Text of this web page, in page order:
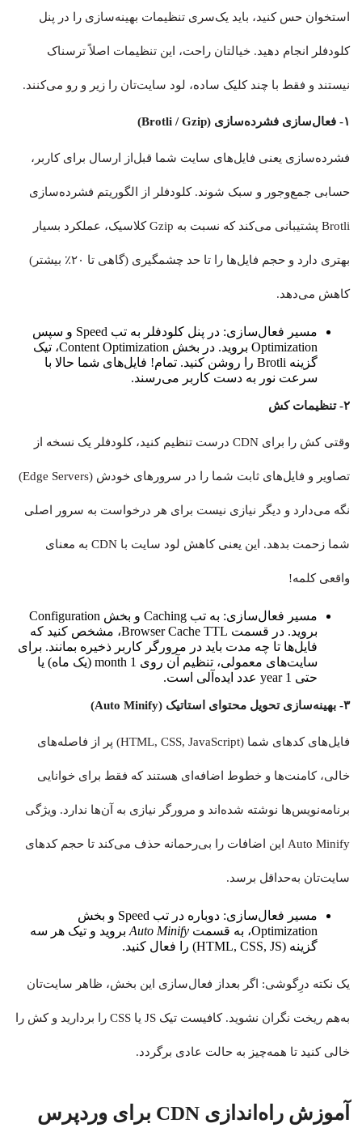
استخوان حس کنید، باید یک‌سری تنظیمات بهینه‌سازی را در پنل
کلودفلر انجام دهید. خیالتان راحت، این تنظیمات اصلاً ترسناک
نیستند و فقط با چند کلیک ساده، لود سایت‌تان را زیر و رو می‌کنند.
۱- فعال‌سازی فشرده‌سازی (Brotli / Gzip)
فشرده‌سازی یعنی فایل‌های سایت شما قبل‌از ارسال برای کاربر،
حسابی جمع‌وجور و سبک شوند. کلودفلر از الگوریتم فشرده‌سازی
Brotli پشتیبانی می‌کند که نسبت به Gzip کلاسیک، عملکرد بسیار
بهتری دارد و حجم فایل‌ها را تا حد چشمگیری (گاهی تا ۲۰٪ بیشتر)
کاهش می‌دهد.
مسیر فعال‌سازی: در پنل کلودفلر به تب Speed و سپس
Optimization بروید. در بخش Content Optimization، تیک
گزینه Brotli را روشن کنید. تمام! فایل‌های شما حالا با
سرعت نور به دست کاربر می‌رسند.
۲- تنظیمات کش
وقتی کش را برای CDN درست تنظیم کنید، کلودفلر یک نسخه از
تصاویر و فایل‌های ثابت شما را در سرورهای خودش (Edge Servers)
نگه می‌دارد و دیگر نیازی نیست برای هر درخواست به سرور اصلی
شما زحمت بدهد. این یعنی کاهش لود سایت با CDN به معنای
واقعی کلمه!
مسیر فعال‌سازی: به تب Caching و بخش Configuration
بروید. در قسمت Browser Cache TTL، مشخص کنید که
فایل‌ها تا چه مدت باید در مرورگر کاربر ذخیره بمانند. برای
سایت‌های معمولی، تنظیم آن روی 1 month (یک ماه) یا
حتی 1 year عدد ایده‌آلی است.
۳- بهینه‌سازی تحویل محتوای استاتیک (Auto Minify)
فایل‌های کدهای شما (HTML, CSS, JavaScript) پر از فاصله‌های
خالی، کامنت‌ها و خطوط اضافه‌ای هستند که فقط برای خوانایی
برنامه‌نویس‌ها نوشته شده‌اند و مرورگر نیازی به آن‌ها ندارد. ویژگی
Auto Minify این اضافات را بی‌رحمانه حذف می‌کند تا حجم کدهای
سایت‌تان به‌حداقل برسد.
مسیر فعال‌سازی: دوباره در تب Speed و بخش
Optimization، به قسمت
Auto Minify بروید و تیک هر سه
گزینه (HTML, CSS, JS) را فعال کنید.
یک نکته درِگوشی: اگر بعداز فعال‌سازی این بخش، ظاهر سایت‌تان
به‌هم ریخت نگران نشوید. کافیست تیک JS یا CSS را بردارید و کش را
خالی کنید تا همه‌چیز به حالت عادی برگردد.
آموزش راه‌اندازی CDN برای وردپرس